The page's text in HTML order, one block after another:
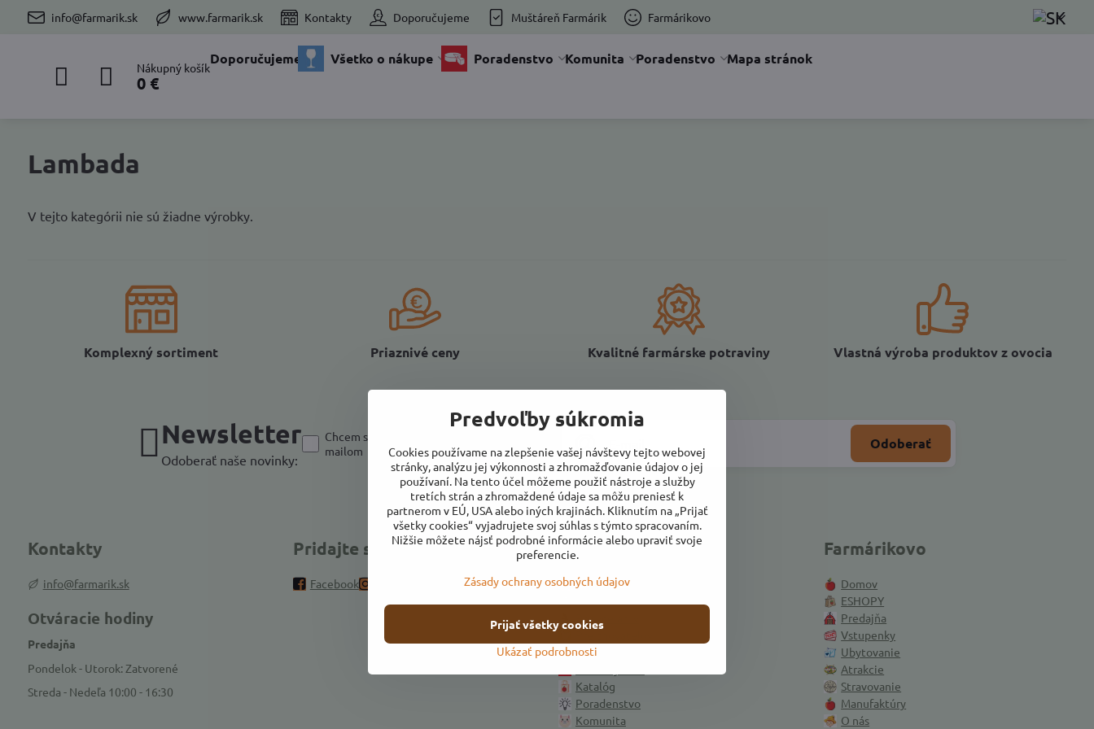
info@farmarik.sk www.farmarik.sk Kontakty Doporučujeme Muštáreň Farmárik Farmárikovo
Nákupný košík
0 €
Doporučujeme Všetko o nákupe Poradenstvo Komunita Poradenstvo Mapa stránok
Lambada
V tejto kategórii nie sú žiadne výrobky.
Komplexný sortiment Priaznivé ceny Kvalitné farmárske potraviny Vlastná výroba produktov z ovocia
Newsletter
Odoberať naše novinky:
Odoberať
Chcem sa prihlásiť k odberu noviniek e-
mailom
Kontakty
info@farmarik.sk
Otváracie hodiny
Predajňa
Pondelok - Utorok: Zatvorené
Streda - Nedeľa 10:00 - 16:30
Pridajte sa k nám
Facebook
Naša ponuka
Úvod
Pre včelárov
Pre pestovateľov
Katalóg
Poradenstvo
Komunita
Farmárikovo
Domov
ESHOPY
Predajňa
Vstupenky
Ubytovanie
Atrakcie
Stravovanie
Manufaktúry
O nás
Predvoľby súkromia
Cookies používame na zlepšenie vašej návštevy tejto webovej
stránky, analýzu jej výkonnosti a zhromažďovanie údajov o jej
používaní. Na tento účel môžeme použiť nástroje a služby
tretích strán a zhromaždené údaje sa môžu preniesť k
partnerom v EÚ, USA alebo iných krajinách. Kliknutím na „Prijať
všetky cookies“ vyjadrujete svoj súhlas s týmto spracovaním.
Nižšie môžete nájsť podrobné informácie alebo upraviť svoje
preferencie.
Zásady ochrany osobných údajov
Ukázať podrobnosti
Prijať všetky cookies